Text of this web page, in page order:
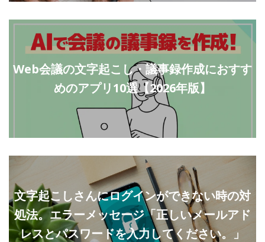
Web会議の文字起こし・議事録作成におすす
めのアプリ10選【2026年版】
文字起こしさんにログインができない時の対
処法。エラーメッセージ「正しいメールアド
レスとパスワードを入力してください。」